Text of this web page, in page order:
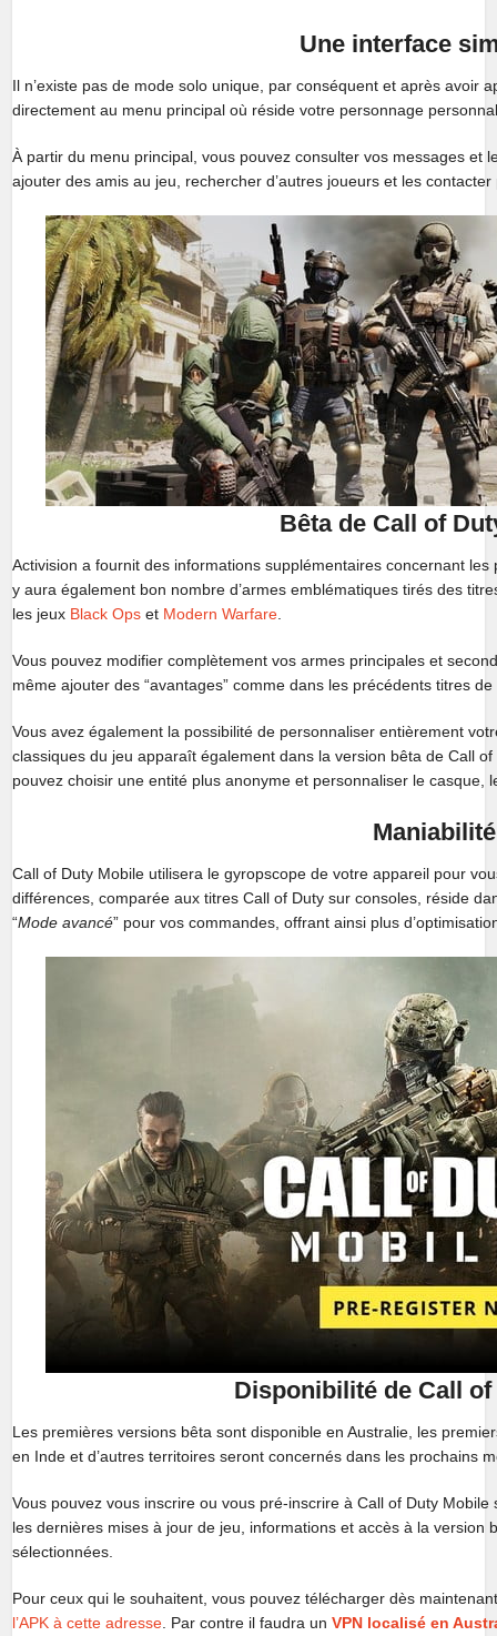
Une interface
Il n’existe pas de mode solo unique, par conséquent et après avoir
directement au menu principal où réside votre personnage
À partir du menu principal, vous pouvez consulter vos messages et
ajouter des amis au jeu, rechercher d’autres joueurs et les
Bêta de Call of
Activision a fournit des informations supplémentaires concernant
y aura également bon nombre d’armes emblématiques tirés des
les jeux Black Ops et Modern Warfare
Vous pouvez modifier complètement vos armes principales et
même ajouter des “avantages” comme dans les précédents titres de
Vous avez également la possibilité de personnaliser entièrement
classiques du jeu apparaît également dans la version bêta de Call
pouvez choisir une entité plus anonyme et personnaliser le casque,
Maniabilité
Call of Duty Mobile utilisera le gyropscope de votre appareil pour
différences, comparée aux titres Call of Duty sur consoles, réside
“Mode avancé” pour vos commandes, offrant ainsi plus
Disponibilité de Call
Les premières versions bêta sont disponible en Australie, les
en Inde et d’autres territoires seront concernés dans les prochains
Vous pouvez vous inscrire ou vous pré-inscrire à Call of Duty
les dernières mises à jour de jeu, informations et accès à la version
sélectionnées.
Pour ceux qui le souhaitent, vous pouvez télécharger dès
l’APK à cette adresse . Par contre il faudra unVPN localisé en